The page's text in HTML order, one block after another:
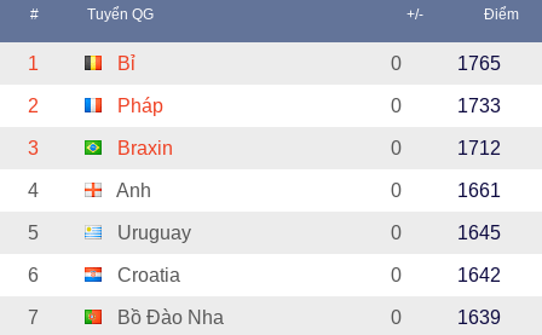
# Tuyển QG +/- Điểm
1 Bỉ 0 1765
2 Pháp 0 1733
3 Braxin 0 1712
4 Anh 0 1661
5 Uruguay 0 1645
6 Croatia 0 1642
7 Bồ Đào Nha 0 1639